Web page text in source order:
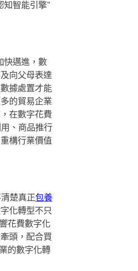
智能引擎”
快邁進，數
向父母表達
據處置才能
的貿易企業
在數字花費
、商品推行
構行業價值
楚真正包養
化轉型不只
花費數字化
頭，配合買
的數字化轉